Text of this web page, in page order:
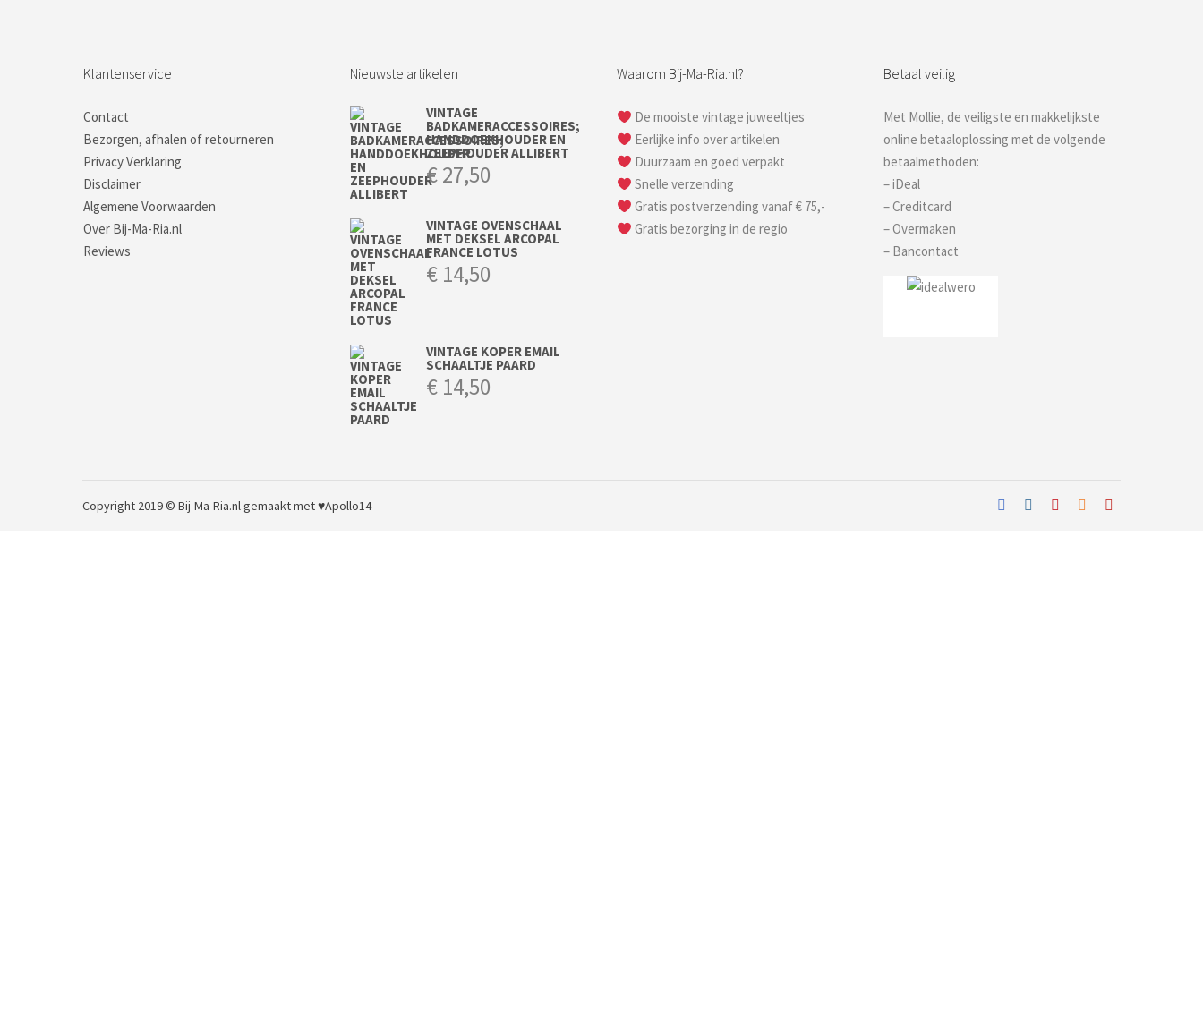
Klantenservice
Contact
Bezorgen, afhalen of retourneren
Privacy Verklaring
Disclaimer
Algemene Voorwaarden
Over Bij-Ma-Ria.nl
Reviews
Nieuwste artikelen
VINTAGE
BADKAMERACCESSOIRES;
HANDDOEKHOUDER EN
ZEEPHOUDER ALLIBERT
€27,50
VINTAGE OVENSCHAAL
MET DEKSEL ARCOPAL
FRANCE LOTUS
€ 14,50
VINTAGE KOPER EMAIL
SCHAALTJE PAARD
€ 14,50
Waarom Bij-Ma-Ria.nl?
De mooiste vintage juweeltjes
Eerlijke info over artikelen
Duurzaam en goed verpakt
Snelle verzending
Gratis postverzending vanaf € 75,-
Gratis bezorging in de regio
Betaal veilig
Met Mollie, de veiligste en makkelijkste
online betaaloplossing met de volgende
betaalmethoden:
– iDeal
– Creditcard
– Overmaken
– Bancontact
Copyright 2019 © Bij-Ma-Ria.nlgemaakt met ♥Apollo14